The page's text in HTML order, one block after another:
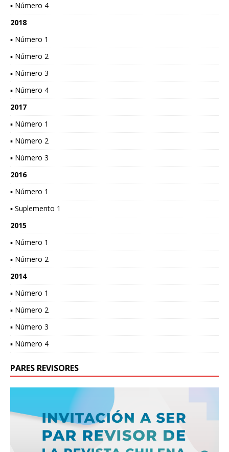
▪ Número 4
2018
▪ Número 1
▪ Número 2
▪ Número 3
▪ Número 4
2017
▪ Número 1
▪ Número 2
▪ Número 3
2016
▪ Número 1
▪ Suplemento 1
2015
▪ Número 1
▪ Número 2
2014
▪ Número 1
▪ Número 2
▪ Número 3
▪ Número 4
PARES REVISORES